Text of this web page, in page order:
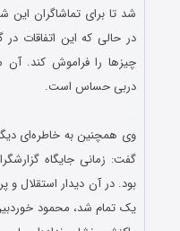
شد تا برای تماشاگران این
در حالی که این اتفاقات
چیزها را فراموش کند. آن
دربی حساس است.
وی همچنین به خاطره‌ای
گفت: زمانی جایگاه
بود. در آن دیدار استقلال
یک تمام شد، محمود